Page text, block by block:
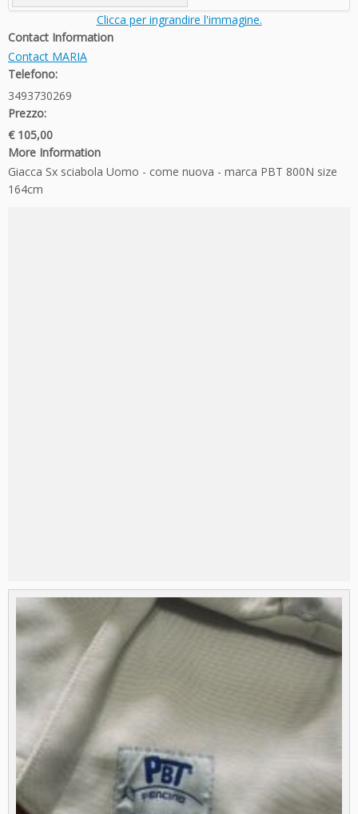
Clicca per ingrandire l'immagine.
Contact Information
Contact MARIA
Telefono:
3493730269
Prezzo:
€ 105,00
More Information
Giacca Sx sciabola Uomo - come nuova - marca PBT 800N size
164cm